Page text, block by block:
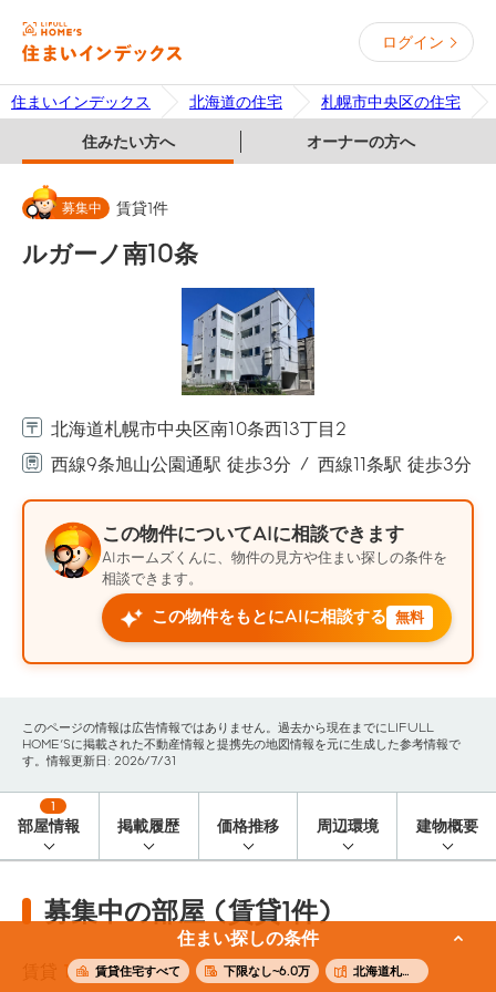
ログイン
住まいインデックス 北海道の住宅 札幌市中央区の住宅
住みたい方へ オーナーの方へ
住まい探しの条件
賃貸住宅すべて 下限なし~6.0万 北海道札幌市中央区
募集中 賃貸1件
ルガーノ南10条
北海道札幌市中央区南10条西13丁目2
西線9条旭山公園通駅 徒歩3分
西線11条駅 徒歩3分
この物件についてAIに相談できます
AIホームズくんに、物件の見方や住まい探しの条件を
相談できます。
この物件をもとにAIに相談する 無料
このページの情報は広告情報ではありません。過去から現在までにLIFULL
HOME'Sに掲載された不動産情報と提携先の地図情報を元に生成した参考情報で
す。情報更新日: 2026/7/31
部屋情報
1
掲載履歴 価格推移 周辺環境 建物概要
募集中の部屋 (賃貸1件)
1 件